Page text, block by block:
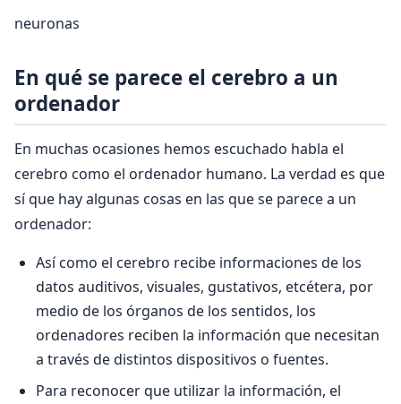
neuronas
En qué se parece el cerebro a un
ordenador
En muchas ocasiones hemos escuchado habla el
cerebro como el ordenador humano. La verdad es que
sí que hay algunas cosas en las que se parece a un
ordenador:
Así como el cerebro recibe informaciones de los
datos auditivos, visuales, gustativos, etcétera, por
medio de los órganos de los sentidos, los
ordenadores reciben la información que necesitan
a través de distintos dispositivos o fuentes.
Para reconocer que utilizar la información, el